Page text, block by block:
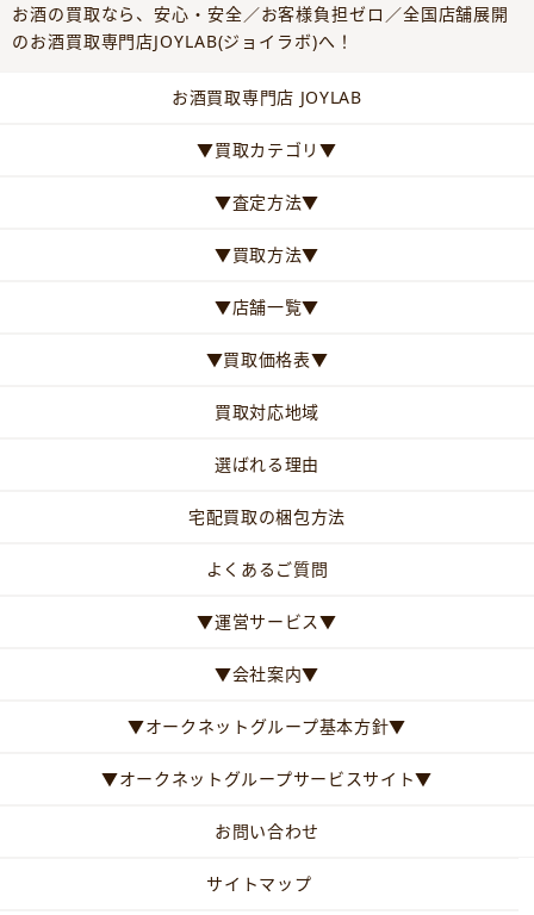
お酒の買取なら、安心・安全／お客様負担ゼロ／全国店舗展開
のお酒買取専門店JOYLAB(ジョイラボ)へ！
お酒買取専門店 JOYLAB
▼買取カテゴリ▼
▼査定方法▼
▼買取方法▼
▼店舗一覧▼
▼買取価格表▼
買取対応地域
選ばれる理由
宅配買取の梱包方法
よくあるご質問
▼運営サービス▼
▼会社案内▼
▼オークネットグループ基本方針▼
▼オークネットグループサービスサイト▼
お問い合わせ
サイトマップ